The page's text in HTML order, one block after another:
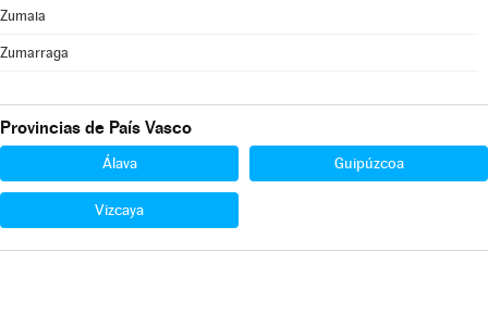
Zumaia
Zumarraga
Provincias de País Vasco
Álava Guipúzcoa
Vizcaya